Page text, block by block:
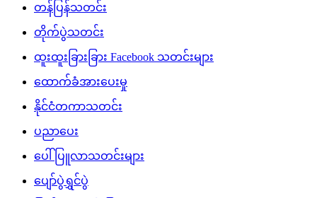
တန်ပြန်သတင်း
တိုက်ပွဲသတင်း
ထူးထူးခြားခြား Facebook သတင်းများ
ထောက်ခံအားပေးမှု
နိုင်ငံတကာသတင်း
ပညာပေး
ပေါ်ပြူလာသတင်းများ
ပျော်ပွဲရွှင်ပွဲ